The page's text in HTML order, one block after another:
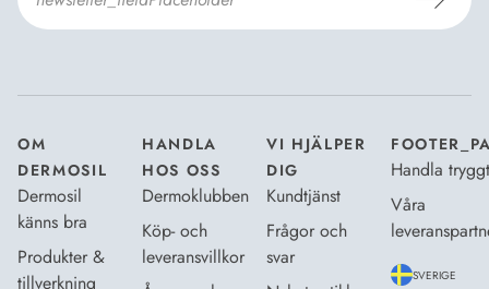
OM
DERMOSIL
Dermosil
känns bra
Produkter &
tillverkning
HANDLA
HOS OSS
Dermoklubben
Köp- och
leveransvillkor
VI HJÄLPER
DIG
Kundtjänst
Frågor och
svar
Handla tryggt
Våra
SVERIGE